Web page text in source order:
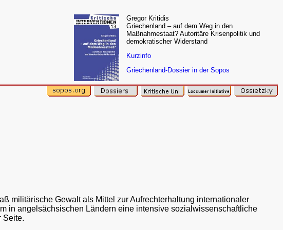
Gregor Kritidis
Griechenland – auf dem Weg in den
Maßnahmestaat? Autoritäre Krisenpolitik und
demokratischer Widerstand
Kurzinfo
Griechenland-Dossier in der Sopos
militärische Gewalt als Mittel zur Aufrechterhaltung internationaler
in angelsächsischen Ländern eine intensive sozialwissenschaftliche
Seite.